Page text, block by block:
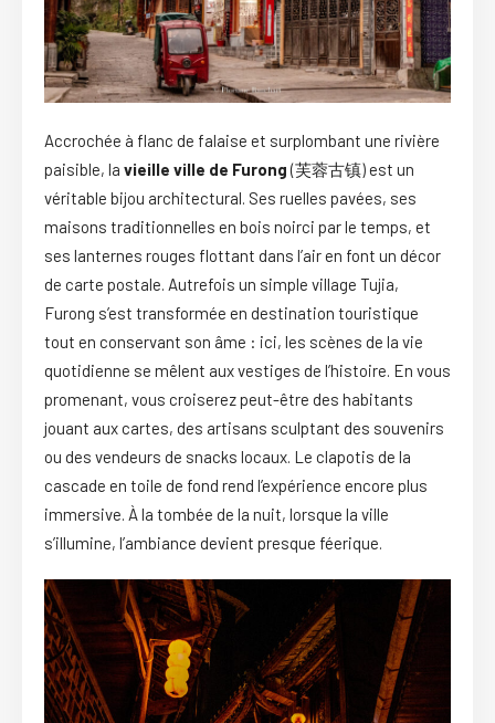
Accrochée à flanc de falaise et surplombant une rivière
paisible, la vieille ville de Furong(芙蓉古镇) est un
véritable bijou architectural. Ses ruelles pavées, ses
maisons traditionnelles en bois noirci par le temps, et
ses lanternes rouges flottant dans l’air en font un décor
de carte postale. Autrefois un simple village Tujia,
Furong s’est transformée en destination touristique
tout en conservant son âme : ici, les scènes de la vie
quotidienne se mêlent aux vestiges de l’histoire. En vous
promenant, vous croiserez peut-être des habitants
jouant aux cartes, des artisans sculptant des souvenirs
ou des vendeurs de snacks locaux. Le clapotis de la
cascade en toile de fond rend l’expérience encore plus
immersive. À la tombée de la nuit, lorsque la ville
s’illumine, l’ambiance devient presque féerique.